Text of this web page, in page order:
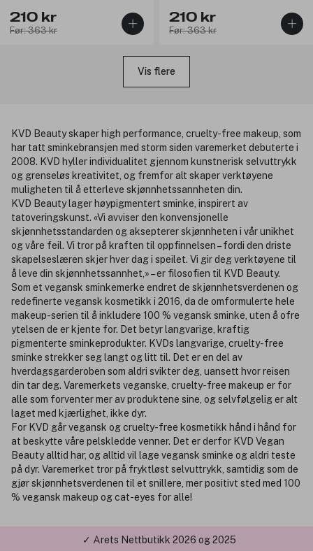
210 kr
Før: 363 kr
210 kr
Før: 363 kr
Vis flere
KVD Beauty skaper high performance, cruelty-free makeup, som
har tatt sminkebransjen med storm siden varemerket debuterte i
2008. KVD hyller individualitet gjennom kunstnerisk selvuttrykk
og grenseløs kreativitet, og fremfor alt skaper verktøyene
muligheten til å etterleve skjønnhetssannheten din.
KVD Beauty lager høypigmentert sminke, inspirert av
tatoveringskunst. «Vi avviser den konvensjonelle
skjønnhetsstandarden og aksepterer skjønnheten i vår unikhet
og våre feil. Vi tror på kraften til oppfinnelsen – fordi den driste
skapelseslæren skjer hver dag i speilet. Vi gir deg verktøyene til
å leve din skjønnhetssannhet,» – er filosofien til KVD Beauty.
Som et vegansk sminkemerke endret de skjønnhetsverdenen og
redefinerte vegansk kosmetikk i 2016, da de omformulerte hele
makeup-serien til å inkludere 100 % vegansk sminke, uten å ofre
ytelsen de er kjente for. Det betyr langvarige, kraftig
pigmenterte sminkeprodukter. KVDs langvarige, cruelty-free
sminke strekker seg langt og litt til. Det er en del av
hverdagsgarderoben som aldri svikter deg, uansett hvor reisen
din tar deg. Varemerkets veganske, cruelty-free makeup er for
alle som forventer mer av produktene sine, og selvfølgelig er alt
laget med kjærlighet, ikke dyr.
For KVD går vegansk og cruelty-free kosmetikk hånd i hånd for
at beskytte våre pelskledde venner. Det er derfor KVD Vegan
Beauty alltid har, og alltid vil lage vegansk sminke og aldri teste
på dyr. Varemerket tror på fryktløst selvuttrykk, samtidig som de
gjør skjønnhetsverdenen til et snillere, mer positivt sted med 100
% vegansk makeup og cat-eyes for alle!
✓ Årets Nettbutikk 2026 og 2025